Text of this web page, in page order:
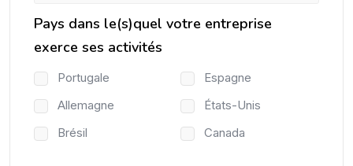
Pays dans le(s)quel votre entreprise
exerce ses activités
Portugale
Espagne
Allemagne
États-Unis
Brésil
Canada